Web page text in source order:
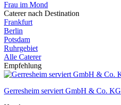
Frau im Mond
Caterer nach Destination
Frankfurt
Berlin
Potsdam
Ruhrgebiet
Alle Caterer
Empfehlung
Gerresheim serviert GmbH & Co. KG